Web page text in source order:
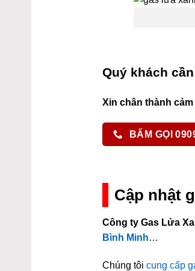
Quý khách
Xin chân thành
BẤM GỌI
Cập nhật
Công ty Gas Lửa
Bình Minh…
Chúng tôicung cấp